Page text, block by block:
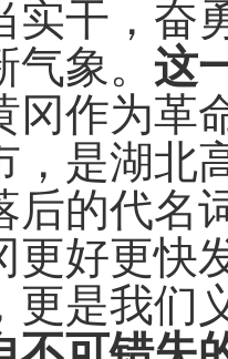
实干，奋
象。 这
冈作为革
，是湖北
后的代名
更好更快
更是我们